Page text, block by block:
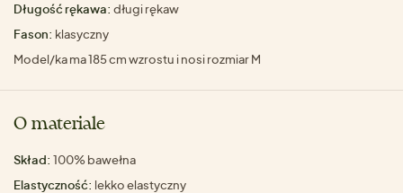
Długość rękawa: długi rękaw
Fason: klasyczny
Model/ka ma 185 cm wzrostu i nosi rozmiar M
O materiale
Skład: 100% bawełna
Elastyczność: lekko elastyczny